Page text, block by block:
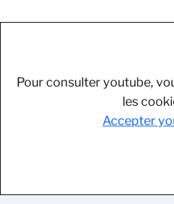
Pour consulter youtube,
les
Accepter